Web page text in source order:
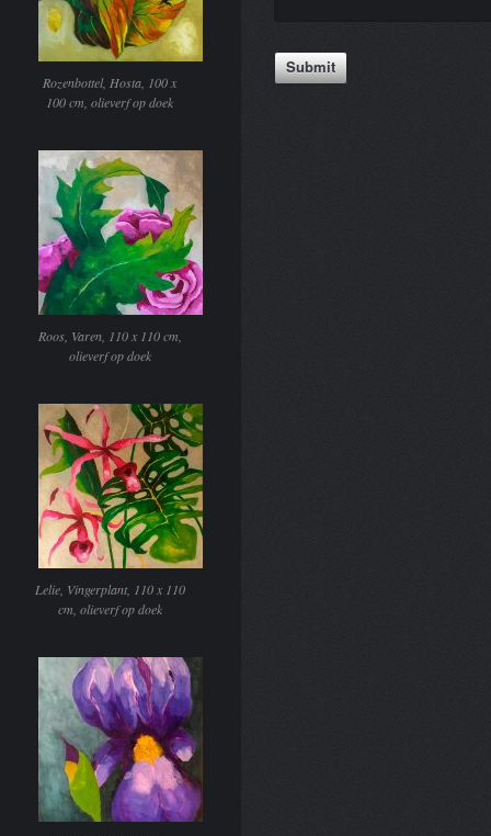
Rozenbottel, Hosta, 100 x
100 cm, olieverf op doek
Roos, Varen, 110 x 110 cm,
olieverf op doek
Lelie, Vingerplant, 110 x 110
cm, olieverf op doek